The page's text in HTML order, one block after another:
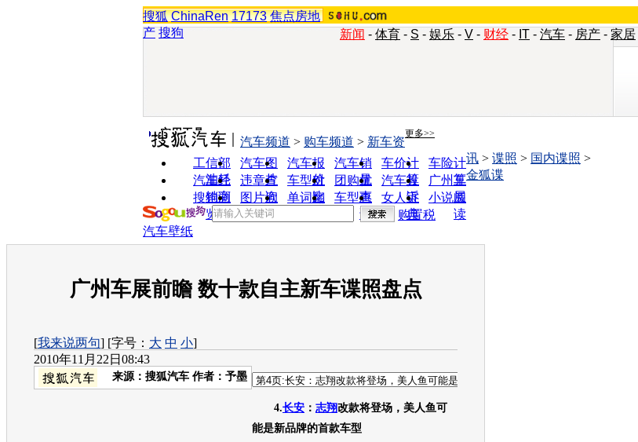
搜狐 ChinaRen 17173 焦点房地
产 搜狗 新闻 - 体育 - S - 娱乐 - V - 财经 - IT - 汽车 - 房产 - 家居
实用工具 更多>>
工信部
油耗
汽车图
片
汽车报
价
汽车销
量
车价计
算
车险计
算
汽车经
销商
违章查
询
车型对
比
团购优
惠
汽车投
诉
广州车
展
搜狗浏
览器
图片欣
赏
单词翻
车型查
询
女人宝
典
小说阅
读
汽车频道 > 购车频道 > 新车资
讯 > 谍照 > 国内谍照 >
金狐谍
购置税
汽车壁纸
广州车展前瞻 数十款自主新车谍照盘点
[我来说两句] [字号： 大 中 小]
2010年11月22日08:43
来源： 搜狐汽车 作者：予墨
4.长安 ： 志翔改款将登场， 美人鱼可
能是新品牌的首款车型